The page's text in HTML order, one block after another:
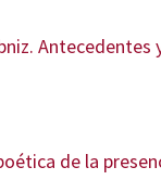
Antecedentes